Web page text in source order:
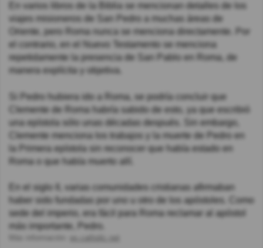
En varios libros de la Biblia se mencionan detalles de los
viajes misioneros de San Pedro a muchas áreas de
Oriente, pero Roma nunca se menciona directamente. Por
el contrario, en el Nuevo Testamento se menciona
repetidamente la presencia de San Pablo en Roma, de
manera explícita y objetiva.
Si Pedro hubiera ido a Roma, se podría concluir que
Clemente de Roma habría sabido de esto, ya que escribió
una epístola sólo unas décadas después. Sin embargo,
Clemente menciona los trabajos y la muerte de Pedro en
la Primera epístola sin reconocer que había estado en
Roma o que había muerto allí.
En el siglo II, varias comunidades cristianas afirmaban
haber sido fundadas por uno u otro de los apóstoles. Como
sede del imperio, era fácil para Roma reclamar al apóstol
más importante, Pedro.